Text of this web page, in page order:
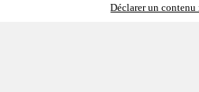
Déclarer un